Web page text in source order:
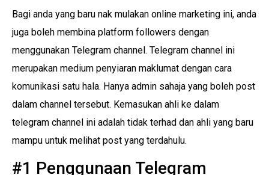
Bagi anda yang baru nak mulakan online marketing ini, anda
juga boleh membina platform followers dengan
menggunakan Telegram channel. Telegram channel ini
merupakan medium penyiaran maklumat dengan cara
komunikasi satu hala. Hanya admin sahaja yang boleh post
dalam channel tersebut. Kemasukan ahli ke dalam
telegram channel ini adalah tidak terhad dan ahli yang baru
mampu untuk melihat post yang terdahulu.
#1 Penggunaan Telegram